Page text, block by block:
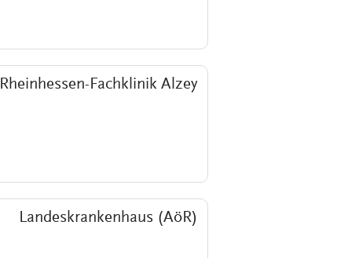
Rheinhessen-Fachklinik Alzey
Landeskrankenhaus (AöR)